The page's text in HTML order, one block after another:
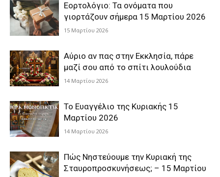
Εορτολόγιο: Τα ονόματα που
γιορτάζουν σήμερα 15 Μαρτίου 2026
15 Μαρτίου 2026
Αύριο αν πας στην Εκκλησία, πάρε
μαζί σου από το σπίτι λουλούδια
14 Μαρτίου 2026
Το Ευαγγέλιο της Κυριακής 15
Μαρτίου 2026
14 Μαρτίου 2026
Πώς Νηστεύουμε την Κυριακή της
Σταυροπροσκυνήσεως; – 15 Μαρτίου